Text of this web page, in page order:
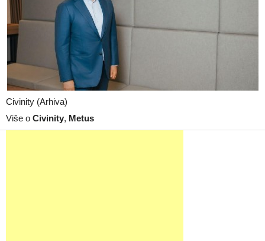
Civinity (Arhiva)
Više o Civinity, Metus